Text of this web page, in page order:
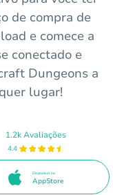
de compra de
e comece a
conectado e
Dungeons a
lugar!
1.2k Avaliações
4.4
Disponível na
AppStore